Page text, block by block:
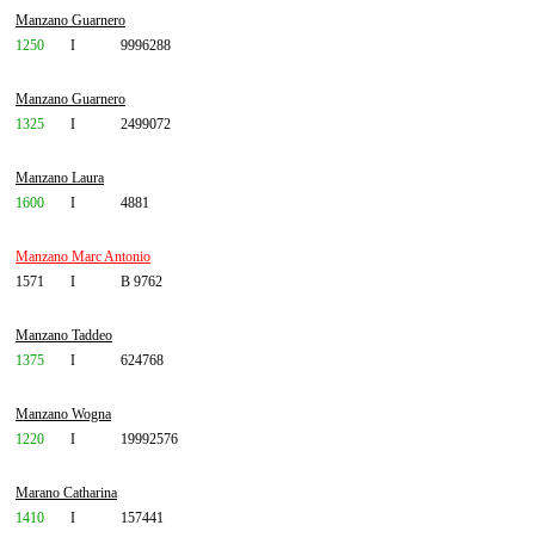
Manzano Guarnero
1250
I 9996288
Manzano Guarnero
1325
I 2499072
Manzano Laura
1600
I 4881
Manzano Marc Antonio
1571
I B 9762
Manzano Taddeo
1375
I 624768
Manzano Wogna
1220
I 19992576
Marano Catharina
1410
I 157441